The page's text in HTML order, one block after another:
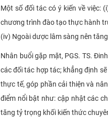
Một số đối tác có ý kiến về việc:
chương trình đào tạo thực hành
(iv) Ngoài dược lâm sàng nên
Nhân buổi gặp mặt, PGS. TS.
các đối tác hợp tác; khẳng định
thực tế, góp phần cải thiện và
điểm nổi bật như: cập nhật các
tăng tỷ trọng khối kiến thức